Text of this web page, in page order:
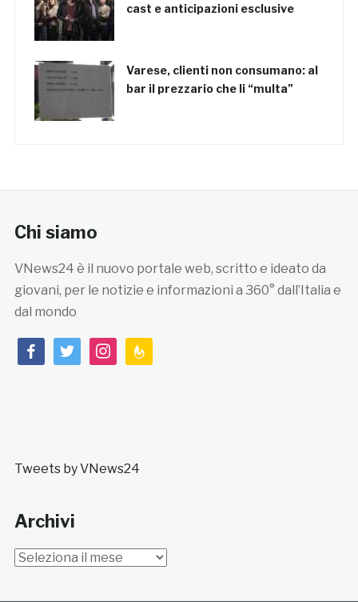
cast e anticipazioni esclusive
Varese, clienti non consumano: al
bar il prezzario che li “multa”
Chi siamo
VNews24 è il nuovo portale web, scritto e ideato da
giovani, per le notizie e informazioni a 360° dall’Italia e
dal mondo
facebooktwitterinstagramfeedburner
Tweets by VNews24
Archivi
Archivi